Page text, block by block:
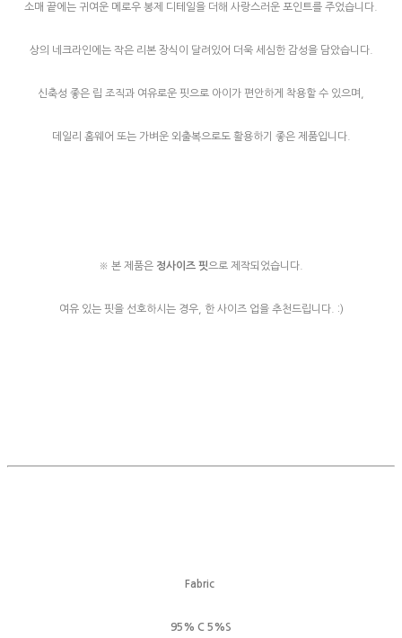
소매 끝에는 귀여운 메로우 봉제 디테일을 더해 사랑스러운 포인트를 주었습니다.
상의 네크라인에는 작은 리본 장식이 달려있어 더욱 세심한 감성을 담았습니다.
신축성 좋은 립 조직과 여유로운 핏으로 아이가 편안하게 착용할 수 있으며,
데일리 홈웨어 또는 가벼운 외출복으로도 활용하기 좋은 제품입니다.
※ 본 제품은 정사이즈 핏으로 제작되었습니다.
여유 있는 핏을 선호하시는 경우, 한 사이즈 업을 추천드립니다. :)
Fabric
95% C 5%S